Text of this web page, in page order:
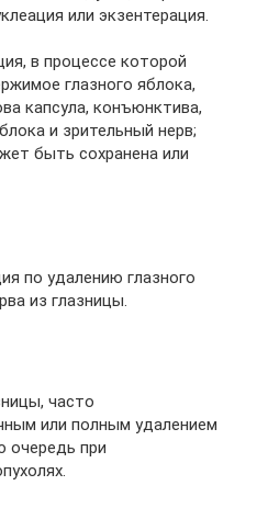
или экзентерация.
в процессе которой
глазного яблока,
капсула, конъюнктива,
и зрительный нерв;
быть сохранена или
по удалению глазного
из глазницы.
часто
или полным удалением
очередь при